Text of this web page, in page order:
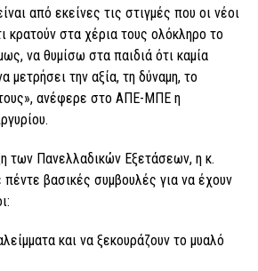
από εκείνες τις στιγμές που οι νέοι
κρατούν στα χέρια τους ολόκληρο το
να θυμίσω στα παιδιά ότι καμία
μετρήσει την αξία, τη δύναμη, το
ανέφερε στο ΑΠΕ-ΜΠΕ η
των Πανελλαδικών Εξετάσεων, η κ.
βασικές συμβουλές για να έχουν
και να ξεκουράζουν το μυαλό